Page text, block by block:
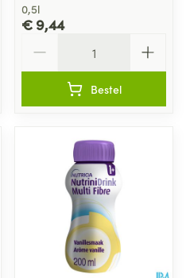
0,5l
€ 9,44
Bestel